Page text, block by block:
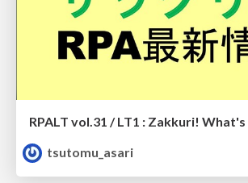
RPALT vol.31 / LT1 : Zakkuri! What's
tsutomu_asari